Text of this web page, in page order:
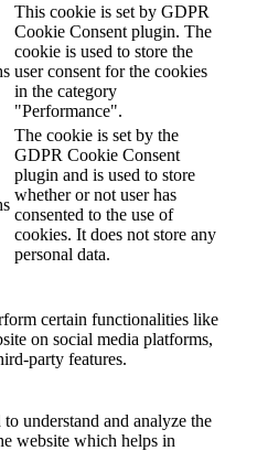
This cookie is set by GDPR
Cookie Consent plugin. The
cookie is used to store the
user consent for the cookies
in the category
"Performance".
The cookie is set by the
GDPR Cookie Consent
plugin and is used to store
whether or not user has
consented to the use of
cookies. It does not store any
personal data.
certain functionalities like
on social media platforms,
party features.
understand and analyze the
website which helps in